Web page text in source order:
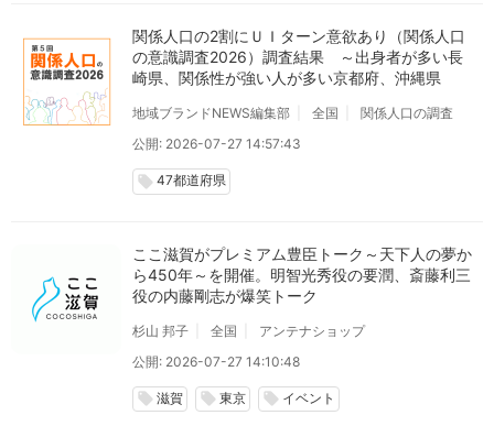
関係人口の2割にＵＩターン意欲あり（関係人口
の意識調査2026）調査結果 ～出身者が多い長
崎県、関係性が強い人が多い京都府、沖縄県
地域ブランドNEWS編集部 全国
関係人口の調査
公開: 2026-07-27 14:57:43
local_offer 47都道府県
ここ滋賀がプレミアム豊臣トーク～天下人の夢か
ら450年～を開催。明智光秀役の要潤、斎藤利三
役の内藤剛志が爆笑トーク
杉山 邦子 全国
アンテナショップ
公開: 2026-07-27 14:10:48
local_offer 滋賀 local_offer 東京 local_offer イベント